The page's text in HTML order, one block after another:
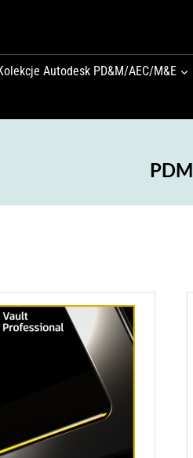
Autodesk PD&M/AEC/M&E
PDM